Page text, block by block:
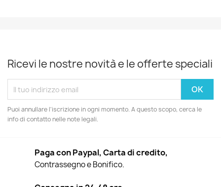
Ricevi le nostre novità e le offerte speciali
Puoi annullare l'iscrizione in ogni momento. A questo scopo, cerca le
info di contatto nelle note legali.
Paga con Paypal, Carta di credito,
Contrassegno e Bonifico.